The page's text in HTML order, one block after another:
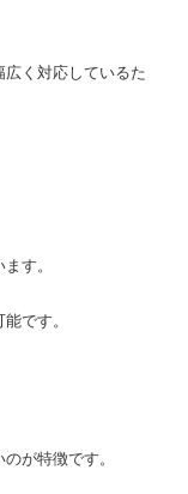
く対応しているた
す。
です。
が特徴です。